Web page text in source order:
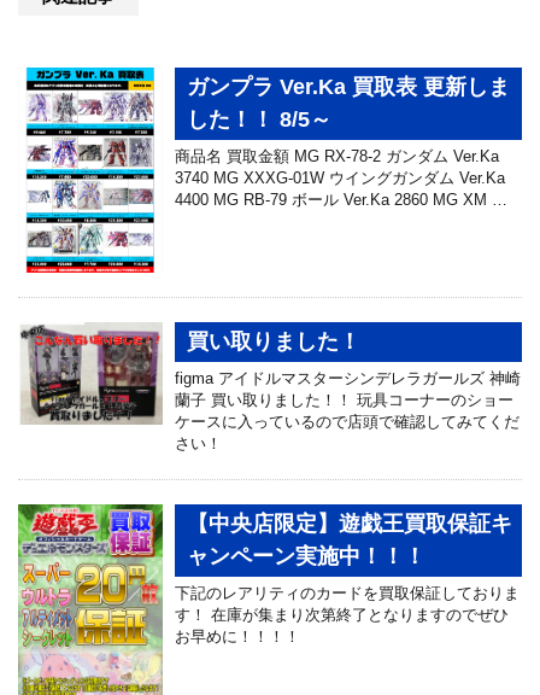
ガンプラ Ver.Ka 買取表 更新しま
した！！ 8/5～
商品名 買取金額 MG RX-78-2 ガンダム Ver.Ka
3740 MG XXXG-01W ウイングガンダム Ver.Ka
4400 MG RB-79 ボール Ver.Ka 2860 MG XM …
買い取りました！
figma アイドルマスターシンデレラガールズ 神崎
蘭子 買い取りました！！ 玩具コーナーのショー
ケースに入っているので店頭で確認してみてくだ
さい！
【中央店限定】遊戯王買取保証キ
ャンペーン実施中！！！
下記のレアリティのカードを買取保証しておりま
す！ 在庫が集まり次第終了となりますのでぜひ
お早めに！！！！